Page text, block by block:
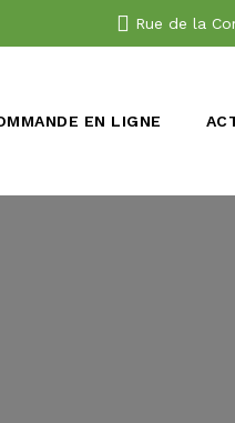
Rue de la
EN LIGNE